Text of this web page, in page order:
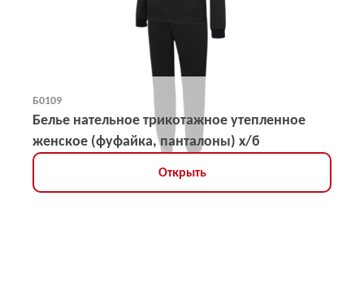
Б0109
Белье нательное трикотажное утепленное
женское (фуфайка, панталоны) х/б
Открыть